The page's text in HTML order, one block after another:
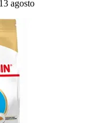
agosto